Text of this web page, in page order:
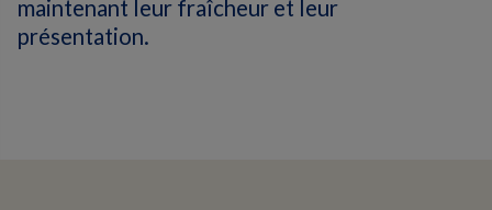
maintenant leur fraîcheur et leur
présentation.